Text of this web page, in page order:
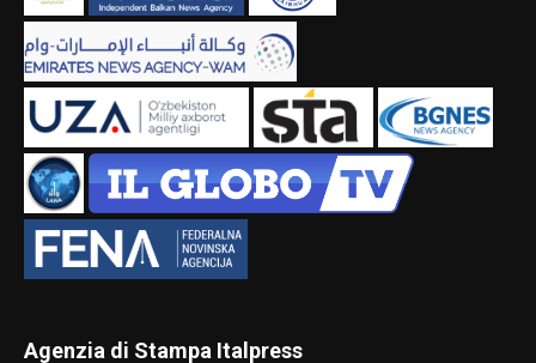
Agenzia di Stampa Italpress